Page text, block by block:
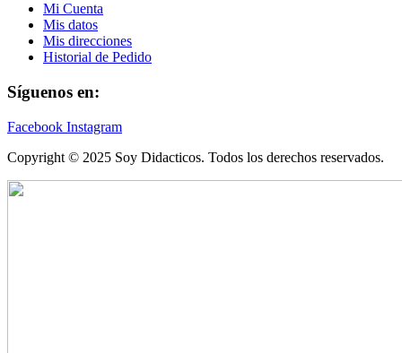
Mi Cuenta
Mis datos
Mis direcciones
Historial de Pedido
Síguenos en:
Facebook Instagram
Copyright © 2025 Soy Didacticos. Todos los derechos reservados.